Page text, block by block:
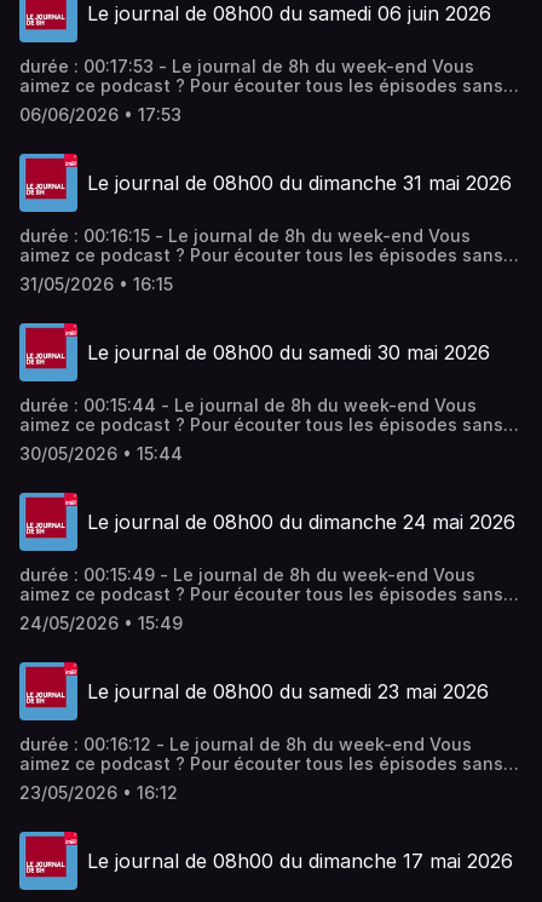
Le journal de 08h00 du samedi 06 juin 2026
durée : 00:17:53 - Le journal de 8h du week-end Vous
aimez ce podcast ? Pour écouter tous les épisodes sans
limite, rendez-vous sur Radio France
06/06/2026 • 17:53
Le journal de 08h00 du dimanche 31 mai 2026
durée : 00:16:15 - Le journal de 8h du week-end Vous
aimez ce podcast ? Pour écouter tous les épisodes sans
limite, rendez-vous sur Radio France
31/05/2026 • 16:15
Le journal de 08h00 du samedi 30 mai 2026
durée : 00:15:44 - Le journal de 8h du week-end Vous
aimez ce podcast ? Pour écouter tous les épisodes sans
limite, rendez-vous sur Radio France
30/05/2026 • 15:44
Le journal de 08h00 du dimanche 24 mai 2026
durée : 00:15:49 - Le journal de 8h du week-end Vous
aimez ce podcast ? Pour écouter tous les épisodes sans
limite, rendez-vous sur Radio France
24/05/2026 • 15:49
Le journal de 08h00 du samedi 23 mai 2026
durée : 00:16:12 - Le journal de 8h du week-end Vous
aimez ce podcast ? Pour écouter tous les épisodes sans
limite, rendez-vous sur Radio France
23/05/2026 • 16:12
Le journal de 08h00 du dimanche 17 mai 2026